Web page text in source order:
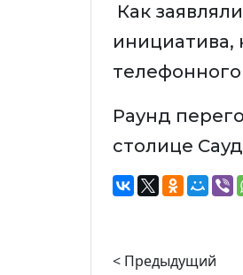
Как
инициатива,
Раунд
столице
< Предыдущий